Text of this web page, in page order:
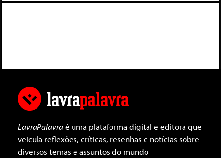
LavraPalavraé uma plataforma digital e editora que
veicula reflexões, críticas, resenhas e notícias sobre
diversos temas e assuntos do mundo